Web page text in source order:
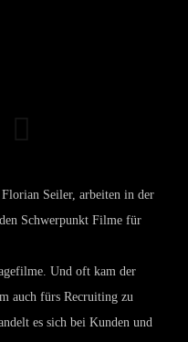
Seiler, arbeiten in der
Schwerpunkt Filme für
Und oft kam der
auch fürs Recruiting zu
es sich bei Kunden und